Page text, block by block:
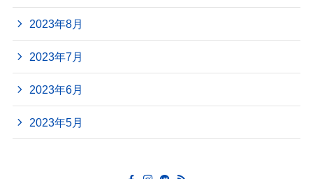
2023年8月
2023年7月
2023年6月
2023年5月